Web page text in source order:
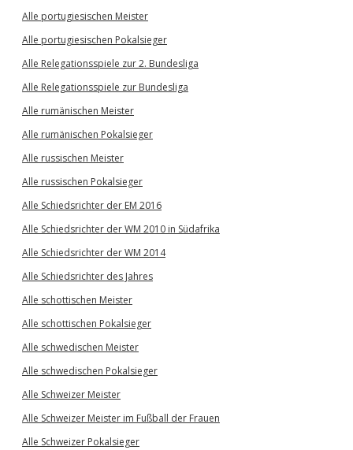
Alle portugiesischen Meister
Alle portugiesischen Pokalsieger
Alle Relegationsspiele zur 2. Bundesliga
Alle Relegationsspiele zur Bundesliga
Alle rumänischen Meister
Alle rumänischen Pokalsieger
Alle russischen Meister
Alle russischen Pokalsieger
Alle Schiedsrichter der EM 2016
Alle Schiedsrichter der WM 2010 in Südafrika
Alle Schiedsrichter der WM 2014
Alle Schiedsrichter des Jahres
Alle schottischen Meister
Alle schottischen Pokalsieger
Alle schwedischen Meister
Alle schwedischen Pokalsieger
Alle Schweizer Meister
Alle Schweizer Meister im Fußball der Frauen
Alle Schweizer Pokalsieger